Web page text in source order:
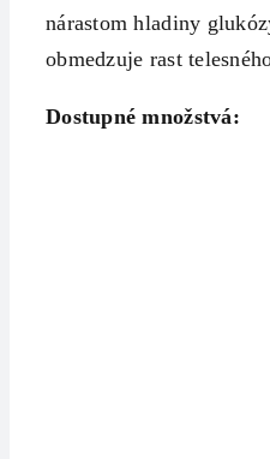
nárastom hladiny
obmedzuje rast
Dostupné množstvá: